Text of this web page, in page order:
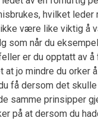
hvilket
være like viktig å
som når du
er du opptatt av
jo mindre du orker
få dersom det
samme prinsipper
på at dersom du